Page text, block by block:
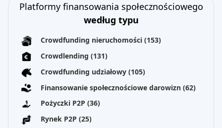
Platformy finansowania społecznościowego
według typu
Crowdfunding nieruchomości (153)
Crowdlending (131)
Crowdfunding udziałowy (105)
Finansowanie społecznościowe darowizn (62)
Pożyczki P2P (36)
Rynek P2P (25)